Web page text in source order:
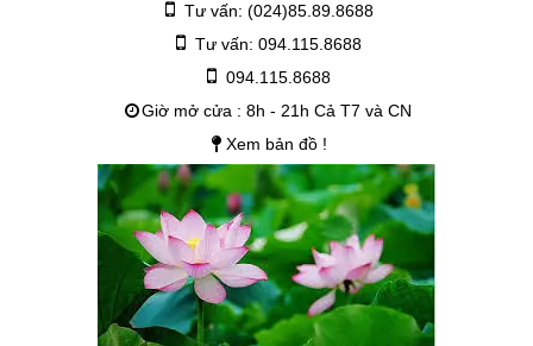
Tư vấn: (024)85.89.8688
Tư vấn: 094.115.8688
094.115.8688
Giờ mở cửa : 8h - 21h Cả T7 và CN
Xem bản đồ !